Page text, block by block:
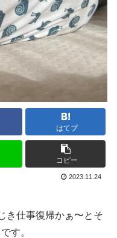
はてブ
コピー
2023.11.24
き仕事復帰かぁ〜とそ
す。